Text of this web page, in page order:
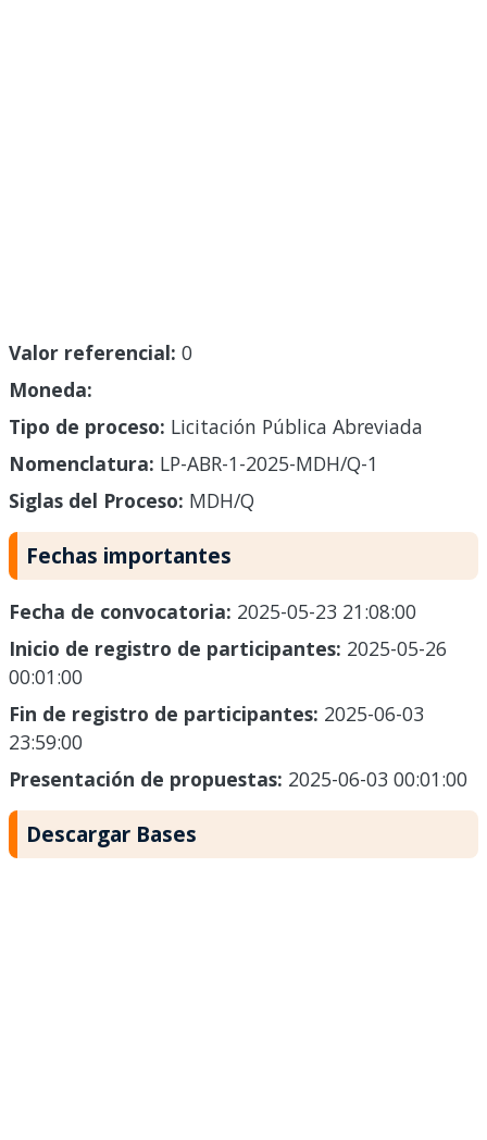
Valor referencial: 0
Moneda:
Tipo de proceso: Licitación Pública Abreviada
Nomenclatura: LP-ABR-1-2025-MDH/Q-1
Siglas del Proceso: MDH/Q
Fechas importantes
Fecha de convocatoria: 2025-05-23 21:08:00
Inicio de registro de participantes: 2025-05-26
00:01:00
Fin de registro de participantes: 2025-06-03
23:59:00
Presentación de propuestas: 2025-06-03 00:01:00
Descargar Bases